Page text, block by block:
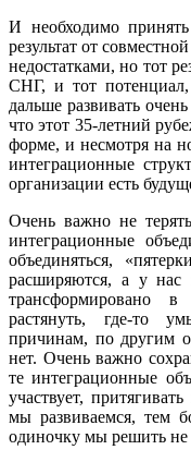
И необходимо
результат от
недостатками, но тот
СНГ, и тот
дальше развивать
что этот 35-летний
форме, и несмотря на
интеграционные
организации есть
Очень важно не
интеграционные
объединяться,
расширяются, а у нас
трансформировано
растянуть, где-то
причинам, по другим
нет. Очень важно
те интеграционные
участвует,
мы развиваемся, тем
одиночку мы решить